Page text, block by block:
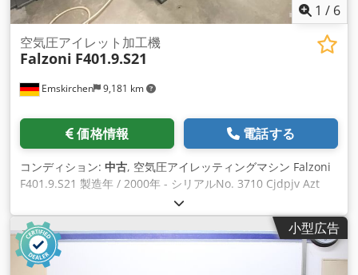
1 / 6
Emskirchen 9,181 km
空気圧アイレット加工機
Falzoni F401.9.S21
価格情報 電話する
コンディション: 中古, 空気圧アイレッティングマシン Falzoni
F401.9.S21 製造年 / 2000年 - シリアルNo. 3710 Cjdpjv Azt
Eofx Ahyorf 非常に良い状態 WhatsAppによるオンラインビデ
オ検査 - MS Zoom - Telegram 在庫あり エムスキルヒェン/ニ
ュルンベルク - すぐに入手可能 - テスト可能
小型広告